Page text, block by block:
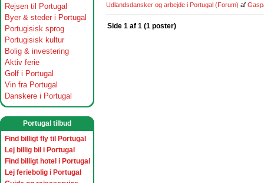
Rejsen til Portugal
Byer & steder i Portugal
Portugisisk sprog
Portugisisk kultur
Bolig & investering
Aktiv ferie
Golf i Portugal
Vin fra Portugal
Danskere i Portugal
Portugal tilbud
Find billigt fly til Portugal
Lej billig bil i Portugal
Find billigt hotel i Portugal
Lej feriebolig i Portugal
Udlandsdansker og arbejde i Portugal (Forum) af
Side 1 af 1 (1 poster)